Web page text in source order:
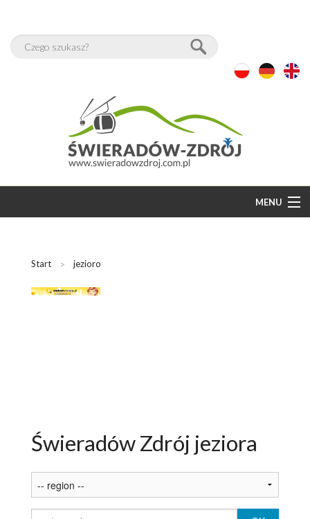
MENU
BAZA NOCLEGÓW
WOLNE POKOJE
PAKIETY
USŁUGI DLA TURYSTY
OGŁOSZENIA
Start jezioro
Świeradów Zdrój jeziora